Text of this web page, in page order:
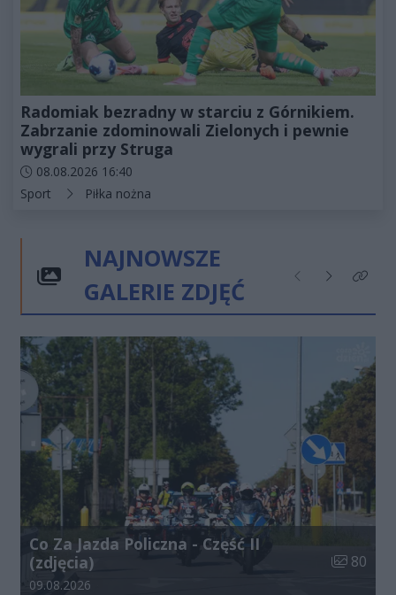
Radomiak bezradny w starciu z Górnikiem.
Zabrzanie zdominowali Zielonych i pewnie
wygrali przy Struga
Data dodania artykułu:
08.08.2026 16:40
Kategorie artykułu:
Sport Piłka nożna
NAJNOWSZE
GALERIE ZDJĘĆ
Poprzednie
NastępneKliknij
Co Za Jazda Policzna - Część II
(zdjęcia)
Liczba
80
Data dodania galerii:
09.08.2026